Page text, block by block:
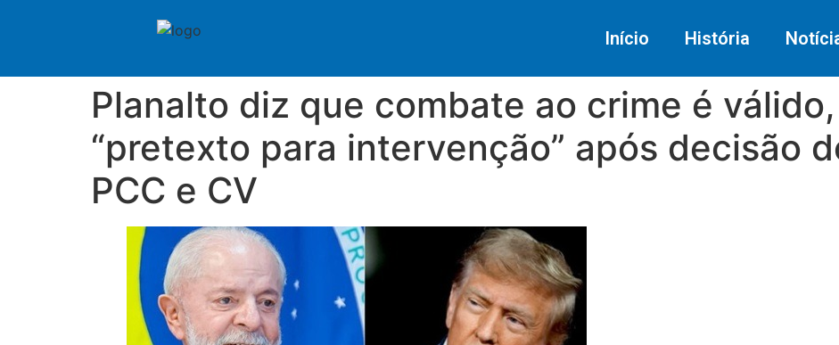
Início História
Planalto diz que combate ao crime é
“pretexto para intervenção” após decisão
PCC e CV